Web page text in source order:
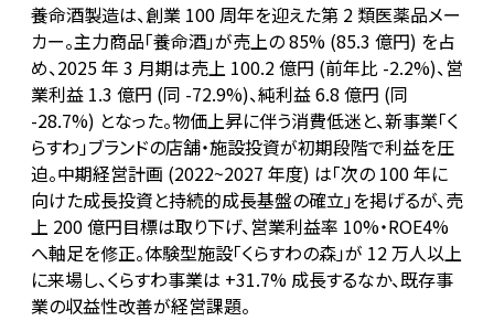
養命酒製造は、創業 100 周年を迎えた第 2 類医薬品メー
カー。主力商品「養命酒」が売上の 85% (85.3 億円) を占
め、2025 年 3 月期は売上 100.2 億円 (前年比 -2.2%)、営
業利益 1.3 億円 (同 -72.9%)、純利益 6.8 億円 (同
-28.7%) となった。物価上昇に伴う消費低迷と、新事業「く
らすわ」ブランドの店舗・施設投資が初期段階で利益を圧
迫。中期経営計画 (2022~2027 年度) は「次の 100 年に
向けた成長投資と持続的成長基盤の確立」を掲げるが、売
上 200 億円目標は取り下げ、営業利益率 10%・ROE4%
へ軸足を修正。体験型施設「くらすわの森」が 12 万人以上
に来場し、くらすわ事業は +31.7% 成長するなか、既存事
業の収益性改善が経営課題。